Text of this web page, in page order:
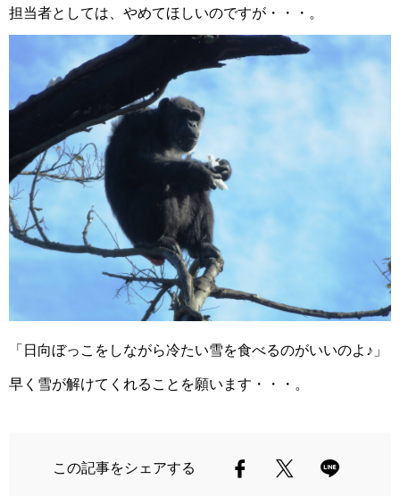
担当者としては、やめてほしいのですが・・・。
「日向ぼっこをしながら冷たい雪を食べるのがいいのよ♪」
早く雪が解けてくれることを願います・・・。
この記事をシェアする